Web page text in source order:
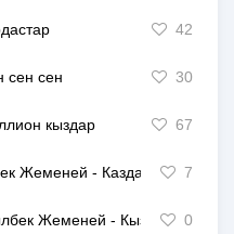
42
сен сен 30
кыздар 67
Жеменей - Каздар кайтканда
7
Жеменей - Кызыл орик
0